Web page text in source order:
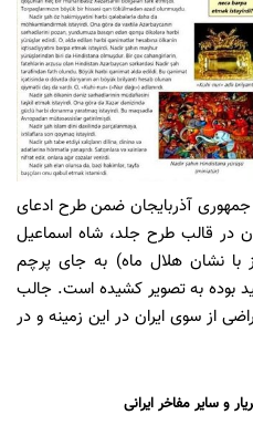
آذربایجان ضمن طرح ادعای
در قالب طرح جلد، شاه اسماعیل
با نشان هلال ماه) به جای پرچم
بوده به تصویر کشیده است. جالب
از سوی ایران در این زمینه و در
و سایر مفاخر ایرانی